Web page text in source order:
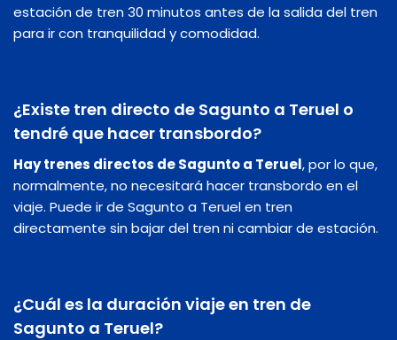
estación de tren 30 minutos antes de la salida del tren
para ir con tranquilidad y comodidad.
¿Existe tren directo de Sagunto a Teruel o
tendré que hacer transbordo?
Hay trenes directos de Sagunto a Teruel, por lo que,
normalmente, no necesitará hacer transbordo en el
viaje. Puede ir de Sagunto a Teruel en tren
directamente sin bajar del tren ni cambiar de estación.
¿Cuál es la duración viaje en tren de
Sagunto a Teruel?